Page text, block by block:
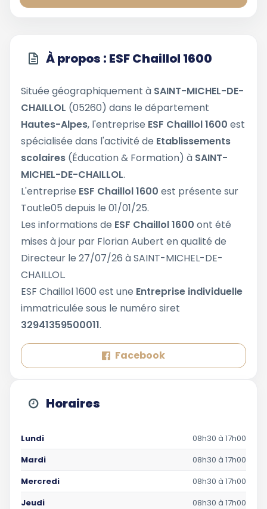
À propos : ESF Chaillol 1600
Située géographiquement à SAINT-MICHEL-DE-
CHAILLOL (05260) dans le département
Hautes-Alpes, l'entreprise ESF Chaillol 1600 est
spécialisée dans l'activité de Etablissements
scolaires (Éducation & Formation) à SAINT-
MICHEL-DE-CHAILLOL.
L'entreprise ESF Chaillol 1600 est présente sur
Toutle05 depuis le 01/01/25.
Les informations de ESF Chaillol 1600 ont été
mises à jour par Florian Aubert en qualité de
Directeur le 27/07/26 à SAINT-MICHEL-DE-
CHAILLOL.
ESF Chaillol 1600 est une Entreprise individuelle
immatriculée sous le numéro siret
32941359500011.
Facebook
Horaires
Lundi
08h30 à 17h00
Mardi
08h30 à 17h00
Mercredi
08h30 à 17h00
Jeudi
08h30 à 17h00